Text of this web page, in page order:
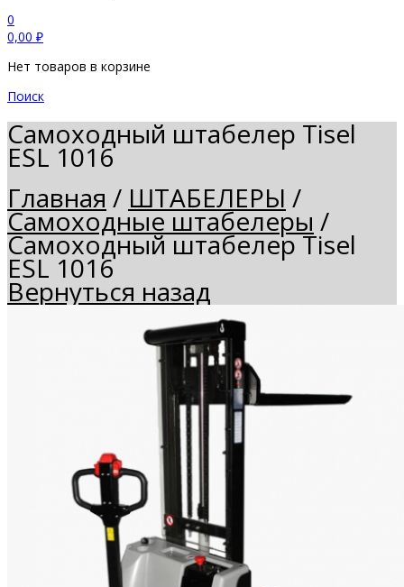
0
0,00 ₽
Нет товаров в корзине
Поиск
Самоходный штабелер Tisel
ESL 1016
Главная / ШТАБЕЛЕРЫ /
Самоходные штабелеры /
Самоходный штабелер Tisel
ESL 1016
Вернуться назад